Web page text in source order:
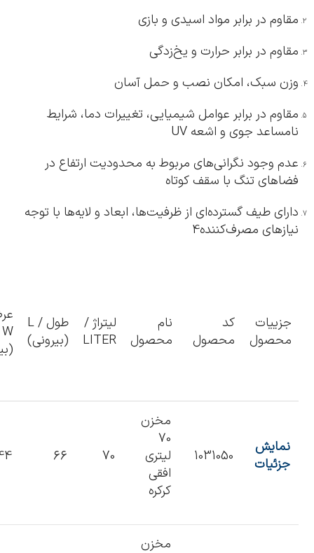
مقاوم در برابر مواد اسیدی و بازی
مقاوم در برابر حرارت و یخ‌زدگی
وزن سبک، امکان نصب و حمل آسان
مقاوم در برابر عوامل شیمیایی، تغییرات دما، شرایط
نامساعد جوی و اشعه UV
عدم وجود نگرانی‌های مربوط به محدودیت ارتفاع در
فضاهای تنگ با سقف کوتاه
دارای طیف گسترده‌ای از ظرفیت‌ها، ابعاد و لایه‌ها با توجه
نیازهای مصرف‌کننده4
جزییات
محصول
کد
محصول
نام
محصول
لیتراژ /
LITER
طول / L
(بیرونی)
W
نمایش
جزئیات
1031050
مخزن
70
لیتری
افقی
کرکره
70
66
مخزن